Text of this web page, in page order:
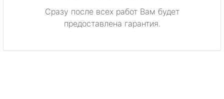
Сразу после всех работ Вам будет
предоставлена гарантия.